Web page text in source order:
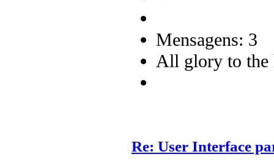
Mensagens: 3
All glory to the
Re: User Interface